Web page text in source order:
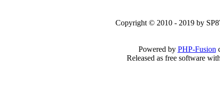
Copyright © 2010 - 2019 by
Powered by PHP-Fusion
Released as free software